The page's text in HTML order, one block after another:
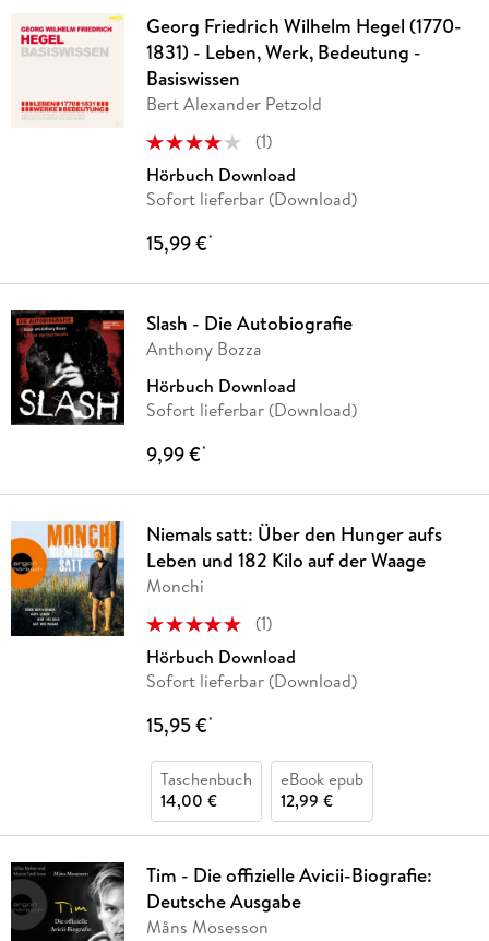
Georg Friedrich Wilhelm Hegel (1770-
1831) - Leben, Werk, Bedeutung -
Basiswissen
Bert Alexander Petzold
(1)
Hörbuch Download
Sofort lieferbar (Download)
15,99 €*
Slash - Die Autobiografie
Anthony Bozza
Hörbuch Download
Sofort lieferbar (Download)
9,99 €*
Niemals satt: Über den Hunger aufs
Leben und 182 Kilo auf der Waage
Monchi
(1)
Hörbuch Download
Sofort lieferbar (Download)
15,95 €*
Taschenbuch
14,00 €
eBook epub
12,99 €
Tim - Die offizielle Avicii-Biografie:
Deutsche Ausgabe
Måns Mosesson